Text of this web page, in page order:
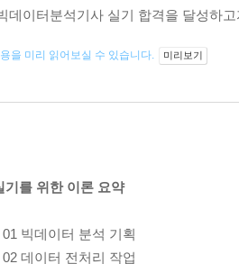
데이터분석기사 실기 합격을 달성하
을 미리 읽어보실 수 있습니다. 미리보기
기를 위한 이론 요약
빅데이터 분석 기획
데이터 전처리 작업